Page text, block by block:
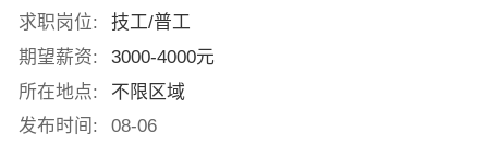
求职岗位:
技工/普工
期望薪资:
3000-4000元
所在地点:
不限区域
发布时间:
08-06